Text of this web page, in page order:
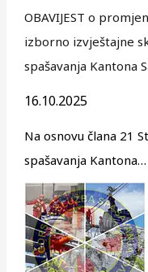
OBAVIJEST o
izborno izvještajne
spašavanja Kantona
16.10.2025
Na osnovu člana 21
spašavanja Kantona…